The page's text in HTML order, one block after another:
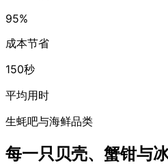
95%
成本节省
150秒
平均用时
生蚝吧与海鲜品类
每一只贝壳、蟹钳与